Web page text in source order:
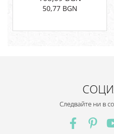
50,77 BGN
Следвайте ни в